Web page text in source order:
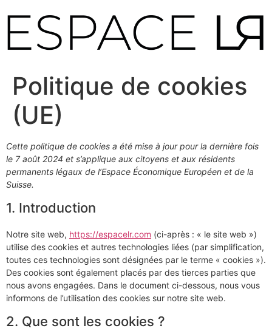
au
contenu
Politique de cookies
(UE)
Cette politique de cookies a été mise à jour pour la dernière fois
le 7 août 2024 et s’applique aux citoyens et aux résidents
permanents légaux de l’Espace Économique Européen et de la
Suisse.
1. Introduction
Notre site web, https://espacelr.com (ci-après : « le site web »)
utilise des cookies et autres technologies liées (par simplification,
toutes ces technologies sont désignées par le terme « cookies »).
Des cookies sont également placés par des tierces parties que
nous avons engagées. Dans le document ci-dessous, nous vous
informons de l’utilisation des cookies sur notre site web.
2. Que sont les cookies ?